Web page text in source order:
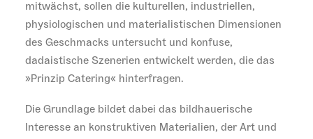
mitwächst, sollen die kulturellen, industriellen,
physiologischen und materialistischen Dimensionen
des Geschmacks untersucht und konfuse,
dadaistische Szenerien entwickelt werden, die das
»Prinzip Catering« hinterfragen.
Die Grundlage bildet dabei das bildhauerische
Interesse an konstruktiven Materialien, der Art und